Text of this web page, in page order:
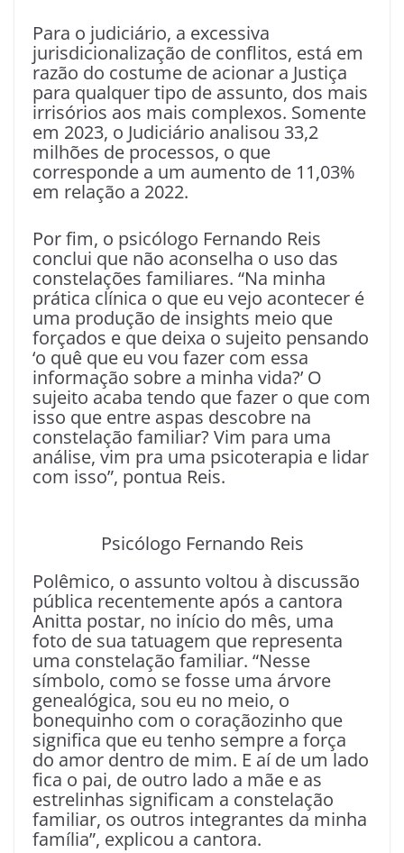
Para o judiciário, a excessiva
jurisdicionalização de conflitos, está em
razão do costume de acionar a Justiça
para qualquer tipo de assunto, dos mais
irrisórios aos mais complexos. Somente
em 2023, o Judiciário analisou 33,2
milhões de processos, o que
corresponde a um aumento de 11,03%
em relação a 2022.
Por fim, o psicólogo Fernando Reis
conclui que não aconselha o uso das
constelações familiares. “Na minha
prática clínica o que eu vejo acontecer é
uma produção de insights meio que
forçados e que deixa o sujeito pensando
‘o quê que eu vou fazer com essa
informação sobre a minha vida?’ O
sujeito acaba tendo que fazer o que com
isso que entre aspas descobre na
constelação familiar? Vim para uma
análise, vim pra uma psicoterapia e lidar
com isso”, pontua Reis.
Psicólogo Fernando Reis
Polêmico, o assunto voltou à discussão
pública recentemente após a cantora
Anitta postar, no início do mês, uma
foto de sua tatuagem que representa
uma constelação familiar. “Nesse
símbolo, como se fosse uma árvore
genealógica, sou eu no meio, o
bonequinho com o coraçãozinho que
significa que eu tenho sempre a força
do amor dentro de mim. E aí de um lado
fica o pai, de outro lado a mãe e as
estrelinhas significam a constelação
familiar, os outros integrantes da minha
família”, explicou a cantora.